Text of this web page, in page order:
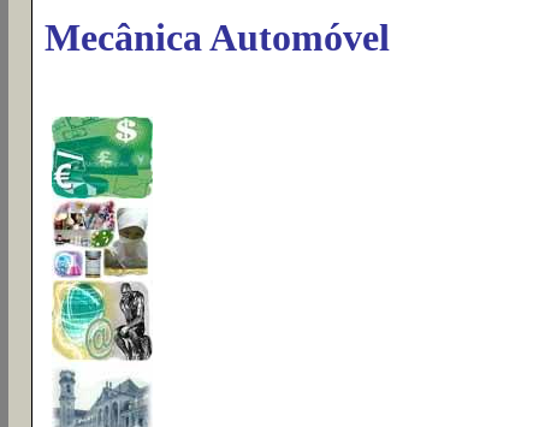
Mecânica Automóvel